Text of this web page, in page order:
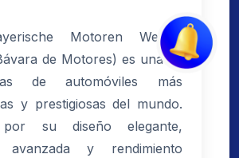
Motoren Werke,
de Motores) es una de
de automóviles más
y prestigiosas del mundo.
por su diseño elegante,
avanzada y rendimiento